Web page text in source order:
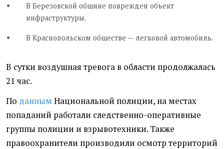
В Березовской общине поврежден объект
инфраструктуры.
В Краснопольском обществе — легковой автомобиль.
В сутки воздушная тревога в области продолжалась
21 час.
По даннымНациональной полиции, на местах
попаданий работали следственно-оперативные
группы полиции и взрывотехники. Также
правоохранители производили осмотр территорий